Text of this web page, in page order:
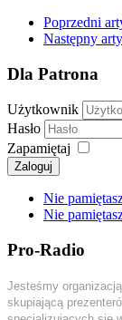
Poprzedni
Następny
Dla Patrona
Użytkownik
Hasło
Zapamiętaj
Zaloguj
Nie
Nie
Pro-Radio
Jesteśmy
skupiającą